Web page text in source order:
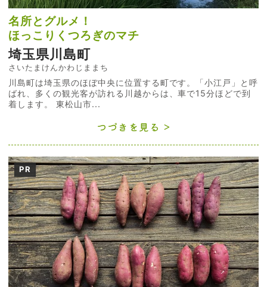
名所とグルメ！
ほっこりくつろぎのマチ
埼玉県川島町
さいたまけんかわじままち
川島町は埼玉県のほぼ中央に位置する町です。「小江戸」と呼
ばれ、多くの観光客が訪れる川越からは、車で15分ほどで到
着します。 東松山市...
つづきを見る
PR